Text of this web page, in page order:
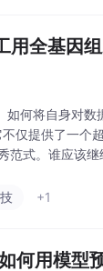
用全基因
何将自身对数
仅提供了一
式。谁应该
+1
何用模型